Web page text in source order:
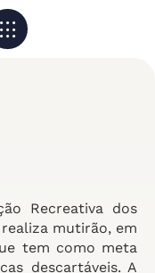
Recreativa dos
mutirão, em
tem como meta
descartáveis. A